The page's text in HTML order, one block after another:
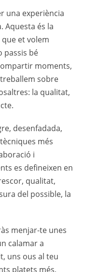
una experiència
Aquesta és la
et volem
passis bé
moments,
sobre
la qualitat,
desenfadada,
més
i
es defineixen en
qualitat,
del possible, la
menjar-te unes
calamar a
uns ous al teu
platets més,